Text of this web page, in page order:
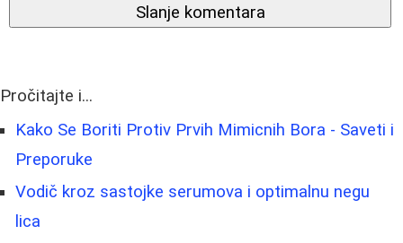
Slanje komentara
Pročitajte i...
Kako Se Boriti Protiv Prvih Mimicnih Bora - Saveti i
Preporuke
Vodič kroz sastojke serumova i optimalnu negu
lica